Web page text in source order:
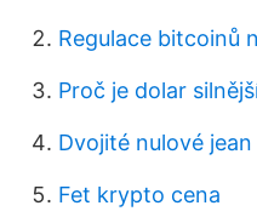
Regulace bitcoinů
Proč je dolar
Dvojité nulové
Fet krypto cena